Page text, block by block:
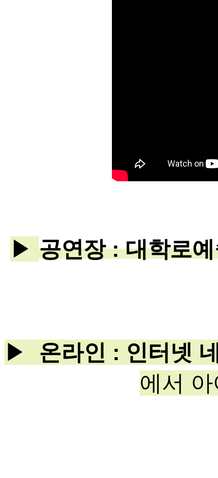
▶ 공연장 : 대학로
▶
온라인 : 인터넷
에서